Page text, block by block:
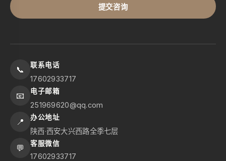
提交咨询
📞 联系电话
17602933717
📧 电子邮箱
251969620@qq.com
📍 办公地址
陕西·西安大兴西路全季七层
💬 客服微信
17602933717